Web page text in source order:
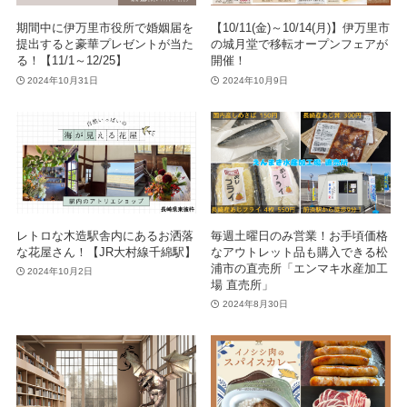
期間中に伊万里市役所で婚姻届を
提出すると豪華プレゼントが当た
る！【11/1～12/25】
2024年10月31日
【10/11(金)～10/14(月)】伊万里市
の城月堂で移転オープンフェアが
開催！
2024年10月9日
レトロな木造駅舎内にあるお洒落
な花屋さん！【JR大村線千綿駅】
2024年10月2日
毎週土曜日のみ営業！お手頃価格
なアウトレット品も購入できる松
浦市の直売所「エンマキ水産加工
場 直売所」
2024年8月30日